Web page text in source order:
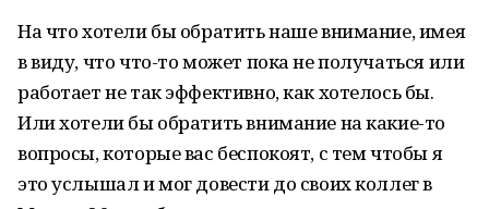
На что хотели бы обратить наше внимание, имея
в виду, что что-то может пока не получаться или
работает не так эффективно, как хотелось бы.
Или хотели бы обратить внимание на какие-то
вопросы, которые вас беспокоят, с тем чтобы я
это услышал и мог довести до своих коллег в